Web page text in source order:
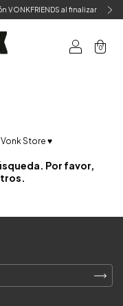
VONKFRIENDS al finalizar
0
Store ♥
Por favor,